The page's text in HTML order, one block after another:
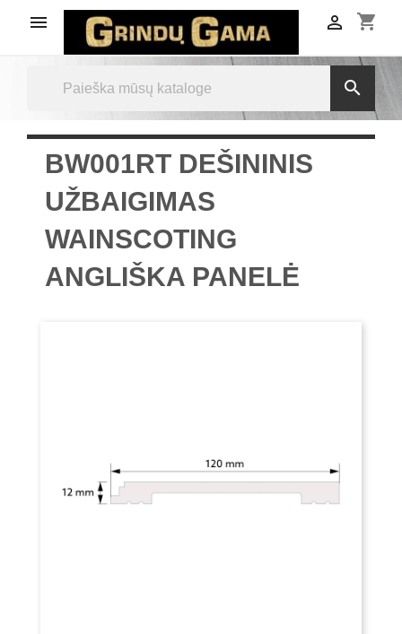
 shopping_cart


BW001RT DEŠININIS
UŽBAIGIMAS
WAINSCOTING
ANGLIŠKA PANELĖ